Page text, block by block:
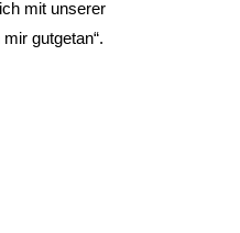
mit unserer
gutgetan“.